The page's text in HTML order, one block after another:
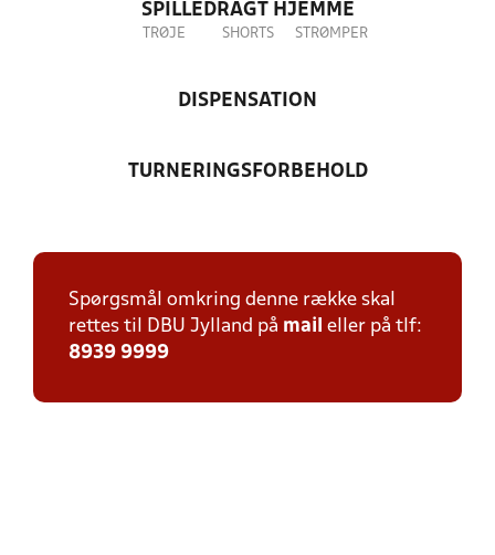
SPILLEDRAGT HJEMME
TRØJE SHORTS STRØMPER
DISPENSATION
TURNERINGSFORBEHOLD
Spørgsmål omkring denne række skal
rettes til DBU Jylland på mail eller på tlf:
8939 9999